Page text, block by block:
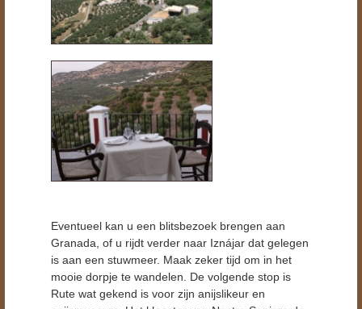
Eventueel kan u een blitsbezoek brengen aan
Granada, of u rijdt verder naar Iznájar dat gelegen
is aan een stuwmeer. Maak zeker tijd om in het
mooie dorpje te wandelen. De volgende stop is
Rute wat gekend is voor zijn anijslikeur en